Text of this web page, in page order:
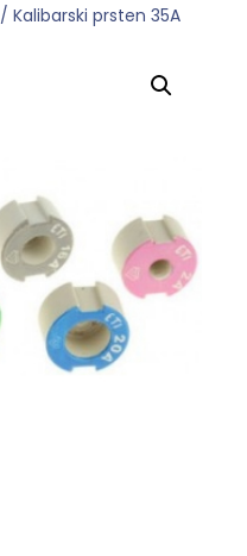
/ Kalibarski prsten 35A